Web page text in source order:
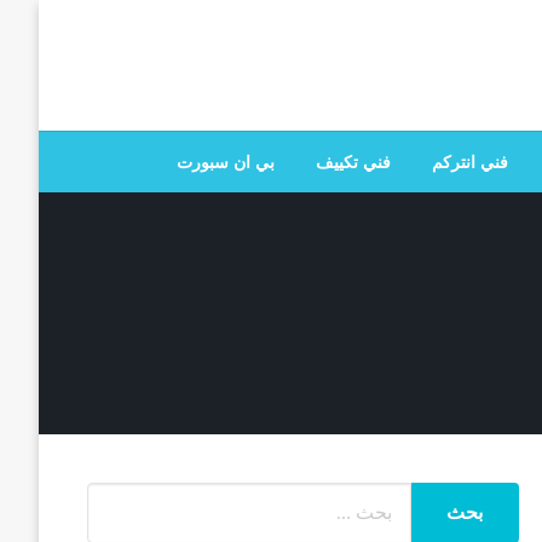
جميع الخدمات المنزلية في الكويت
فني انتركم فني تكييف بي ان سبورت